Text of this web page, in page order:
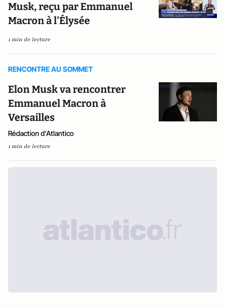
Musk, reçu par Emmanuel
Macron à l'Élysée
1 min de lecture
RENCONTRE AU SOMMET
Elon Musk va rencontrer
Emmanuel Macron à
Versailles
Rédaction d'Atlantico
1 min de lecture